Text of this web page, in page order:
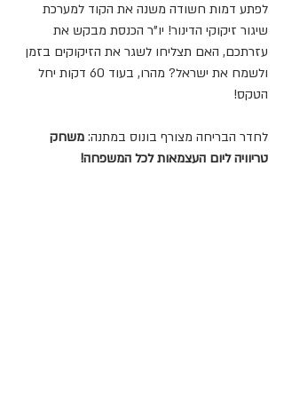
לפתע דמות חשודה משנה את הקוד למערכת
שיגור זיקוקי הדינור! יו"ר הכנסת מבקש את
עזרתכם, האם תצליחו לשגר את הזיקוקים בזמן
ולשמח את ישראל? מהרו, בעוד 60 דקות יחל
הטקס!
לחדר הבריחה מצורף בונוס במתנה: משחק
טריוויה ליום העצמאות לכל המשפחה!